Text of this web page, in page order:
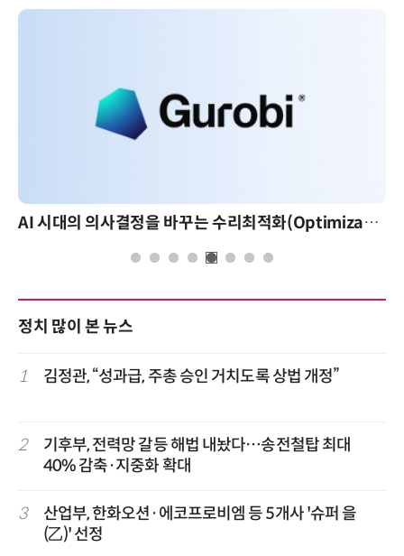
AI 시대의 의사결정을 바꾸는 수리최적화(Optimization): 실제 산업 적용 사례와 활용 전략
정치 많이 본 뉴스
1 김정관, “성과급, 주총 승인 거치도록 상법 개정”
2
기후부, 전력망 갈등 해법 내놨다…송전철탑 최대
40% 감축·지중화 확대
3
산업부, 한화오션·에코프로비엠 등 5개사 '슈퍼 을
(乙)' 선정